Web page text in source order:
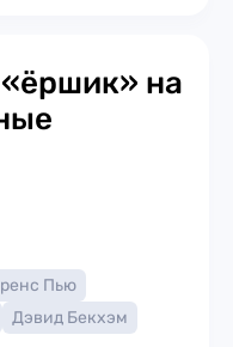
на
Пью
Дэвид Бекхэм